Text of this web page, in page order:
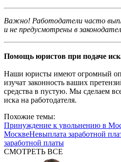
Важно! Работодатели часто
и не предусмотрены в
Помощь юристов при подаче
Наши юристы имеют огромный
изучат законность ваших
средства в пустую. Мы сделаем
иска на работодателя.
Похожие темы:
Принуждение к увольнению в
МосквеНевыплата заработной
заработной платы
СМОТРЕТЬ ВСЕ